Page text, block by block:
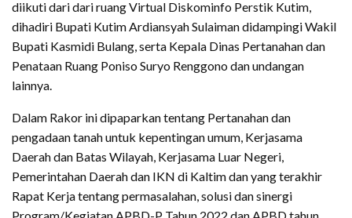
diikuti dari dari ruang Virtual Diskominfo Perstik Kutim,
dihadiri Bupati Kutim Ardiansyah Sulaiman didampingi Wakil
Bupati Kasmidi Bulang, serta Kepala Dinas Pertanahan dan
Penataan Ruang Poniso Suryo Renggono dan undangan
lainnya.
Dalam Rakor ini dipaparkan tentang Pertanahan dan
pengadaan tanah untuk kepentingan umum, Kerjasama
Daerah dan Batas Wilayah, Kerjasama Luar Negeri,
Pemerintahan Daerah dan IKN di Kaltim dan yang terakhir
Rapat Kerja tentang permasalahan, solusi dan sinergi